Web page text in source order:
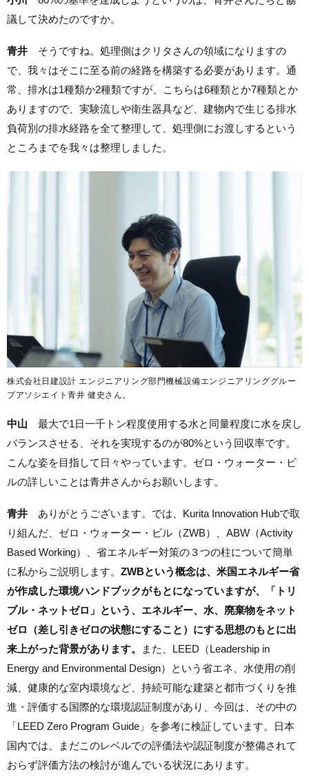
議して決めたのですか。
青井 そうですね。処理側はクリタさんの領域になりますの
で、我々はそこに至る前の経路を構築する必要があります。通
常、排水は1種類か2種類ですが、こちらは6種類とか7種類とか
ありますので、実験流しや衛生器具など、建物内で生じる排水
負荷別の排水経路を全て整理して、処理側にお渡しするという
ところまでを我々は整理しました。
株式会社日建設計 エンジニアリング部門機械設備エンジニアリンググルー
プアソシエイト青井 健史さん。
中山 最大で1日一千トン程度使用する水と同量程度に水を戻し
バランスさせる、それを実現するのが80%という回収率です。
こんな姿を目指して日々やっています。ゼロ・ウォーター・ビ
ルの詳しいことは青井さんからお願いします。
青井 ありがとうございます。では、 Kurita Innovation Hubで取
り組んだ、 ゼロ・ウォーター・ビル（ZWB）、ABW（Activity
Based Working）、省エネルギー対策の３つの柱について簡単
に私からご説明します。 ZWBという概念は、米国エネルギー省
が作成した環境ハンドブックがもとになっていますが、「トリ
プル・ネットゼロ」という、エネルギー、水、廃棄物をネット
ゼロ（差し引きゼロの状態にすること）にする思想のもとに出
来上がった背景があります。
また、LEED（Leadership in
Energy and Environmental Design）という省エネ、水使用の削
減、健康的な室内環境など、持続可能な建築と都市づくりを推
進・評価する国際的な環境認証制度があり、今回は、その中の
「LEED Zero Program Guide」を参考に検証しています。日本
国内では、まだこのレベルでの評価法や認証制度が整備されて
おらず評価方法の検討が進んでいる状況にあります。